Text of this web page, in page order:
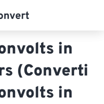
in
(Converti
in